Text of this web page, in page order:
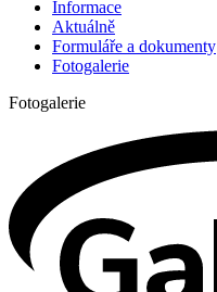
Informace
Aktuálně
Formuláře a dokumenty
Fotogalerie
Fotogalerie